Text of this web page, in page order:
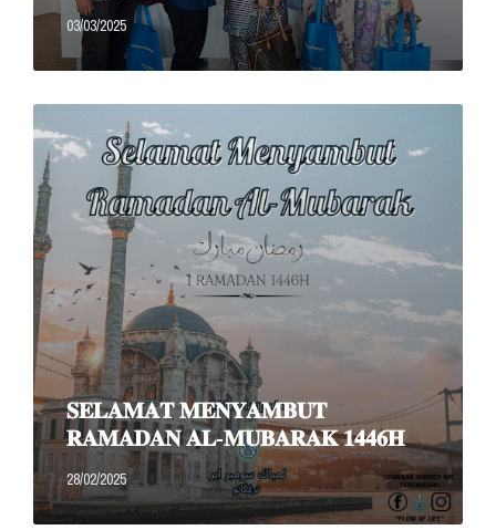
03/03/2025
𝐒𝐄𝐋𝐀𝐌𝐀𝐓 𝐌𝐄𝐍𝐘𝐀𝐌𝐁𝐔𝐓
𝐑𝐀𝐌𝐀𝐃𝐀𝐍 𝐀𝐋-𝐌𝐔𝐁𝐀𝐑𝐀𝐊 𝟏𝟒𝟒𝟔𝐇
28/02/2025
Read
More